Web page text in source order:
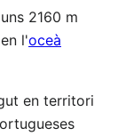
2160 m
l'oceà
en territori